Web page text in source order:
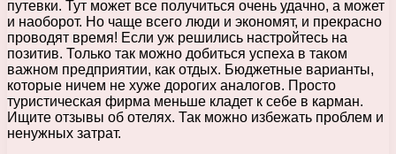
путевки. Тут может все получиться очень удачно, а может
и наоборот. Но чаще всего люди и экономят, и прекрасно
проводят время! Если уж решились настройтесь на
позитив. Только так можно добиться успеха в таком
важном предприятии, как отдых. Бюджетные варианты,
которые ничем не хуже дорогих аналогов. Просто
туристическая фирма меньше кладет к себе в карман.
Ищите отзывы об отелях. Так можно избежать проблем и
ненужных затрат.